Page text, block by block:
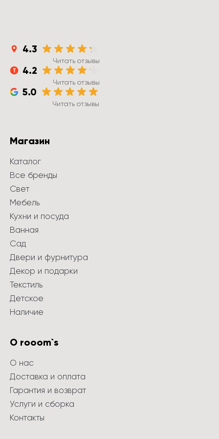
4.3
Читать отзывы
4.2
Читать отзывы
5.0
Читать отзывы
Магазин
Каталог
Все бренды
Свет
Мебель
Кухни и посуда
Ванная
Сад
Двери и фурнитура
Декор и подарки
Текстиль
Детское
Наличие
О rooom`s
О нас
Доставка и оплата
Гарантия и возврат
Услуги и сборка
Контакты